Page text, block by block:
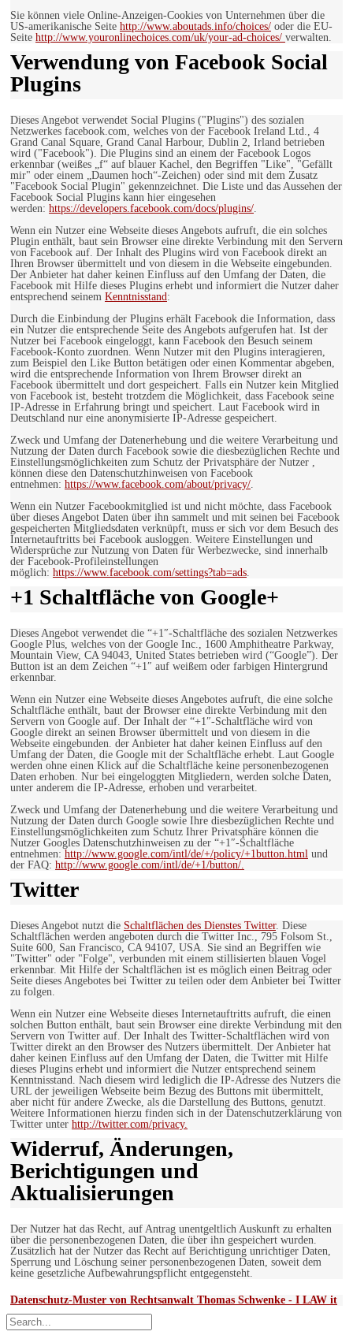
Sie können viele Online-Anzeigen-Cookies von Unternehmen über die
US-amerikanische Seite http://www.aboutads.info/choices/ oder die EU-
Seite http://www.youronlinechoices.com/uk/your-ad-choices/ verwalten.
Verwendung von Facebook Social
Plugins
Dieses Angebot verwendet Social Plugins ("Plugins") des sozialen
Netzwerkes facebook.com, welches von der Facebook Ireland Ltd., 4
Grand Canal Square, Grand Canal Harbour, Dublin 2, Irland betrieben
wird ("Facebook"). Die Plugins sind an einem der Facebook Logos
erkennbar (weißes „f“ auf blauer Kachel, den Begriffen "Like", "Gefällt
mir" oder einem „Daumen hoch“-Zeichen) oder sind mit dem Zusatz
"Facebook Social Plugin" gekennzeichnet. Die Liste und das Aussehen der
Facebook Social Plugins kann hier eingesehen
werden: https://developers.facebook.com/docs/plugins/
Wenn ein Nutzer eine Webseite dieses Angebots aufruft, die ein solches
Plugin enthält, baut sein Browser eine direkte Verbindung mit den Servern
von Facebook auf. Der Inhalt des Plugins wird von Facebook direkt an
Ihren Browser übermittelt und von diesem in die Webseite eingebunden.
Der Anbieter hat daher keinen Einfluss auf den Umfang der Daten, die
Facebook mit Hilfe dieses Plugins erhebt und informiert die Nutzer daher
entsprechend seinem Kenntnisstand :
Durch die Einbindung der Plugins erhält Facebook die Information, dass
ein Nutzer die entsprechende Seite des Angebots aufgerufen hat. Ist der
Nutzer bei Facebook eingeloggt, kann Facebook den Besuch seinem
Facebook-Konto zuordnen. Wenn Nutzer mit den Plugins interagieren,
zum Beispiel den Like Button betätigen oder einen Kommentar abgeben,
wird die entsprechende Information von Ihrem Browser direkt an
Facebook übermittelt und dort gespeichert. Falls ein Nutzer kein Mitglied
von Facebook ist, besteht trotzdem die Möglichkeit, dass Facebook seine
IP-Adresse in Erfahrung bringt und speichert. Laut Facebook wird in
Deutschland nur eine anonymisierte IP-Adresse gespeichert.
Zweck und Umfang der Datenerhebung und die weitere Verarbeitung und
Nutzung der Daten durch Facebook sowie die diesbezüglichen Rechte und
Einstellungsmöglichkeiten zum Schutz der Privatsphäre der Nutzer ,
können diese den Datenschutzhinweisen von Facebook
entnehmen: https://www.facebook.com/about/privacy/
Wenn ein Nutzer Facebookmitglied ist und nicht möchte, dass Facebook
über dieses Angebot Daten über ihn sammelt und mit seinen bei Facebook
gespeicherten Mitgliedsdaten verknüpft, muss er sich vor dem Besuch des
Internetauftritts bei Facebook ausloggen. Weitere Einstellungen und
Widersprüche zur Nutzung von Daten für Werbezwecke, sind innerhalb
der Facebook-Profileinstellungen
möglich: https://www.facebook.com/settings?tab=ads
+1 Schaltfläche von Google+
Dieses Angebot verwendet die “+1″-Schaltfläche des sozialen Netzwerkes
Google Plus, welches von der Google Inc., 1600 Amphitheatre Parkway,
Mountain View, CA 94043, United States betrieben wird (“Google”). Der
Button ist an dem Zeichen “+1″ auf weißem oder farbigen Hintergrund
erkennbar.
Wenn ein Nutzer eine Webseite dieses Angebotes aufruft, die eine solche
Schaltfläche enthält, baut der Browser eine direkte Verbindung mit den
Servern von Google auf. Der Inhalt der “+1″-Schaltfläche wird von
Google direkt an seinen Browser übermittelt und von diesem in die
Webseite eingebunden. der Anbieter hat daher keinen Einfluss auf den
Umfang der Daten, die Google mit der Schaltfläche erhebt. Laut Google
werden ohne einen Klick auf die Schaltfläche keine personenbezogenen
Daten erhoben. Nur bei eingeloggten Mitgliedern, werden solche Daten,
unter anderem die IP-Adresse, erhoben und verarbeitet.
Zweck und Umfang der Datenerhebung und die weitere Verarbeitung und
Nutzung der Daten durch Google sowie Ihre diesbezüglichen Rechte und
Einstellungsmöglichkeiten zum Schutz Ihrer Privatsphäre können die
Nutzer Googles Datenschutzhinweisen zu der “+1″-Schaltfläche
entnehmen: http://www.google.com/intl/de/+/policy/+1button.html und
der FAQ: http://www.google.com/intl/de/+1/button/.
Twitter
Dieses Angebot nutzt die Schaltflächen des Dienstes Twitter. Diese
Schaltflächen werden angeboten durch die Twitter Inc., 795 Folsom St.,
Suite 600, San Francisco, CA 94107, USA. Sie sind an Begriffen wie
"Twitter" oder "Folge", verbunden mit einem stillisierten blauen Vogel
erkennbar. Mit Hilfe der Schaltflächen ist es möglich einen Beitrag oder
Seite dieses Angebotes bei Twitter zu teilen oder dem Anbieter bei Twitter
zu folgen.
Wenn ein Nutzer eine Webseite dieses Internetauftritts aufruft, die einen
solchen Button enthält, baut sein Browser eine direkte Verbindung mit den
Servern von Twitter auf. Der Inhalt des Twitter-Schaltflächen wird von
Twitter direkt an den Browser des Nutzers übermittelt. Der Anbieter hat
daher keinen Einfluss auf den Umfang der Daten, die Twitter mit Hilfe
dieses Plugins erhebt und informiert die Nutzer entsprechend seinem
Kenntnisstand. Nach diesem wird lediglich die IP-Adresse des Nutzers die
URL der jeweiligen Webseite beim Bezug des Buttons mit übermittelt,
aber nicht für andere Zwecke, als die Darstellung des Buttons, genutzt.
Weitere Informationen hierzu finden sich in der Datenschutzerklärung von
Twitter unter http://twitter.com/privacy.
Widerruf, Änderungen,
Berichtigungen und
Aktualisierungen
Der Nutzer hat das Recht, auf Antrag unentgeltlich Auskunft zu erhalten
über die personenbezogenen Daten, die über ihn gespeichert wurden.
Zusätzlich hat der Nutzer das Recht auf Berichtigung unrichtiger Daten,
Sperrung und Löschung seiner personenbezogenen Daten, soweit dem
keine gesetzliche Aufbewahrungspflicht entgegensteht.
Datenschutz-Muster von Rechtsanwalt Thomas Schwenke - I LAW it